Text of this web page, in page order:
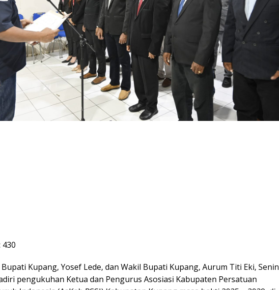
430
Bupati Kupang, Yosef Lede, dan Wakil Bupati Kupang, Aurum Titi Eki, Senin
pengukuhan Ketua dan Pengurus Asosiasi Kabupaten Persatuan